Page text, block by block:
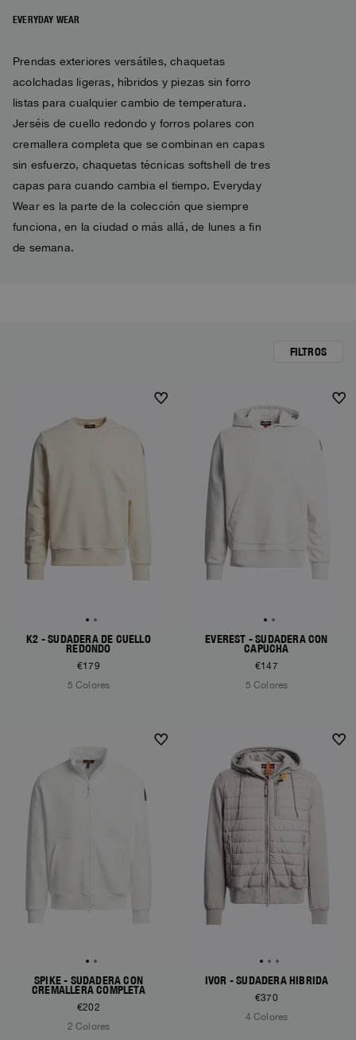
Polos & T-Shirts
Pantalones
Sobrecamisas
Chalecos
Bañadores
Rescue
Bluemoon The Crew
Anthony Bogdan
Tops y T-shirts
Prendas de punto
Chalecos
Parka
Travel
Accesorios
Saving the Pallas' cat
Wiggo Antonsen
Heidi Sevestre
Jason Roberts
Wishlist
Servicio al Cliente
Idioma: ES
EVERYDAY WEAR
Prendas exteriores versátiles, chaquetas
acolchadas ligeras, híbridos y piezas sin forro
listas para cualquier cambio de temperatura.
Jerséis de cuello redondo y forros polares con
cremallera completa que se combinan en capas
sin esfuerzo, chaquetas técnicas softshell de tres
capas para cuando cambia el tiempo. Everyday
Wear es la parte de la colección que siempre
funciona, en la ciudad o más allá, de lunes a fin
de semana.
FILTROS
K2 - SUDADERA DE CUELLO
REDONDO
€179
5 Colores
EVEREST - SUDADERA CON
CAPUCHA
€147
5 Colores
SPIKE - SUDADERA CON
CREMALLERA COMPLETA
€202
2 Colores
IVOR - SUDADERA HÍBRIDA
€370
4 Colores